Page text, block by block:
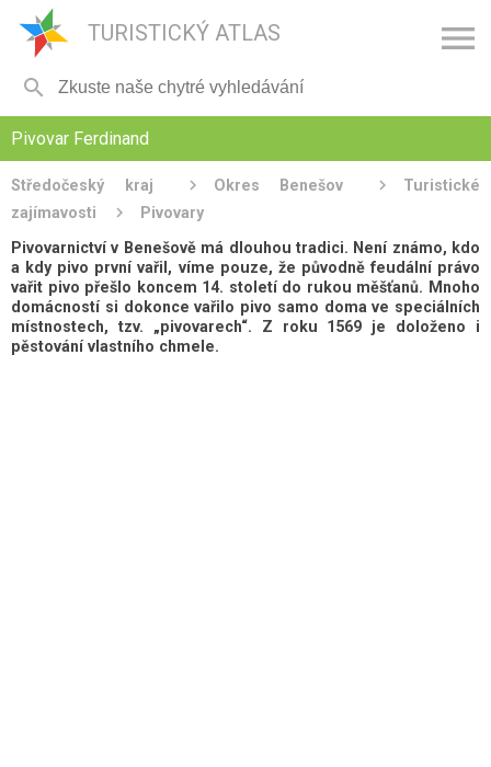
TURISTICKÝ ATLAS 

Pivovar Ferdinand
Středočeský kraj Okres Benešov
Turistické
zajímavosti
Pivovary
Pivovarnictví v Benešově má dlouhou tradici. Není známo, kdo
a kdy pivo první vařil, víme pouze, že původně feudální právo
vařit pivo přešlo koncem 14. století do rukou měšťanů. Mnoho
domácností si dokonce vařilo pivo samo doma ve speciálních
místnostech, tzv. „pivovarech“. Z roku 1569 je doloženo i
pěstování vlastního chmele.